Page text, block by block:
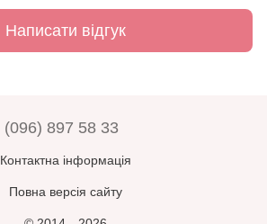
Написати відгук
(096) 897 58 33
Контактна інформація
Повна версія сайту